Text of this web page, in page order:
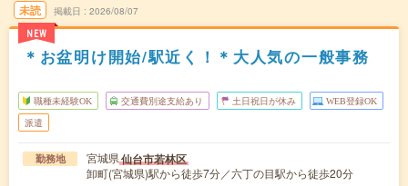
未読
NEW
掲載日 2026/08/07
＊お盆明け開始/駅近く！＊大人気の一般事務
職種未経験OK 交通費別途支給あり 土日祝日が休み WEB登録OK
派遣
勤務地 宮城県仙台市若林区
卸町(宮城県)駅から徒歩7分／六丁の目駅から徒歩20分